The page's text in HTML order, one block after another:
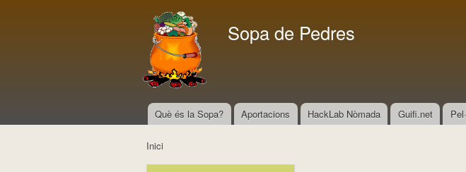
Sopa de Pedres
Menú principal
Què és la Sopa? Aportacions HackLab Nòmada Guifi.net
Inici